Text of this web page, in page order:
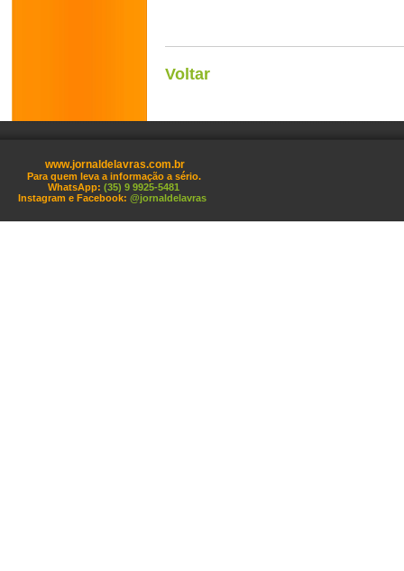
Voltar
www.jornaldelavras.com.br
Para quem leva a informação a sério.
WhatsApp: (35) 9 9925-5481
Instagram e Facebook: @jornaldelavras